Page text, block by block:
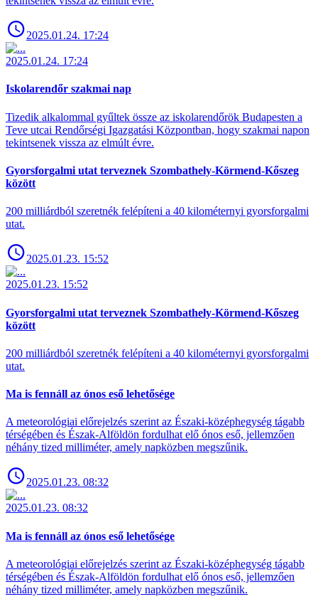
2025.01.24. 17:24
2025.01.24. 17:24
Iskolarendőr szakmai nap
Tizedik alkalommal gyűltek össze az iskolarendőrök Budapesten a
Teve utcai Rendőrségi Igazgatási Központban, hogy szakmai napon
tekintsenek vissza az elmúlt évre.
Gyorsforgalmi utat terveznek Szombathely-Körmend-Kőszeg
között
200 milliárdból szeretnék felépíteni a 40 kilométernyi gyorsforgalmi
utat.
2025.01.23. 15:52
2025.01.23. 15:52
Gyorsforgalmi utat terveznek Szombathely-Körmend-Kőszeg
között
200 milliárdból szeretnék felépíteni a 40 kilométernyi gyorsforgalmi
utat.
Ma is fennáll az ónos eső lehetősége
A meteorológiai előrejelzés szerint az Északi-középhegység tágabb
térségében és Észak-Alföldön fordulhat elő ónos eső, jellemzően
néhány tized milliméter, amely napközben megszűnik.
2025.01.23. 08:32
2025.01.23. 08:32
Ma is fennáll az ónos eső lehetősége
A meteorológiai előrejelzés szerint az Északi-középhegység tágabb
térségében és Észak-Alföldön fordulhat elő ónos eső, jellemzően
néhány tized milliméter, amely napközben megszűnik.